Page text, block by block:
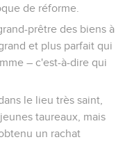
de réforme.
prêtre des biens à
et plus parfait qui
– c'est-à-dire qui
le lieu très saint,
taureaux, mais
un rachat